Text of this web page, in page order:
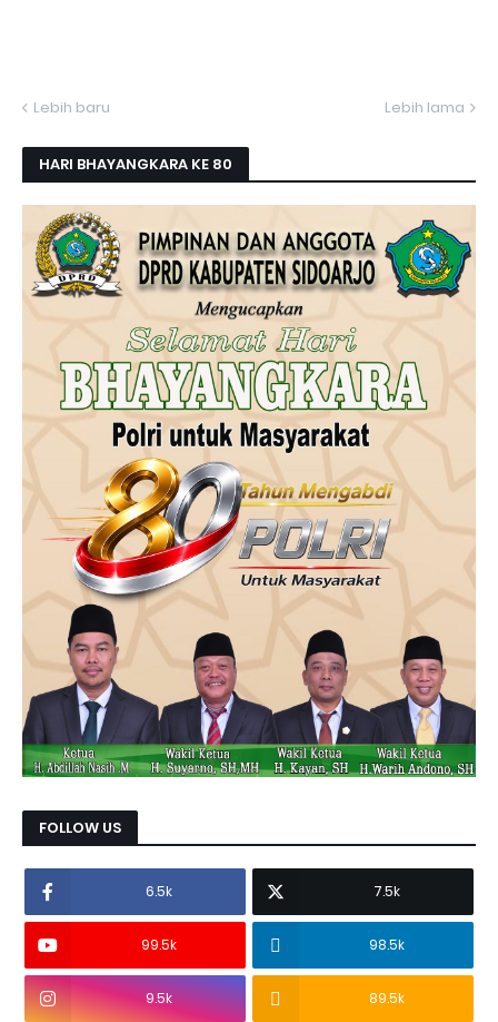
Lebih baru Lebih lama
HARI BHAYANGKARA KE 80
FOLLOW US
6.5k 7.5k
99.5k 98.5k
9.5k 89.5k